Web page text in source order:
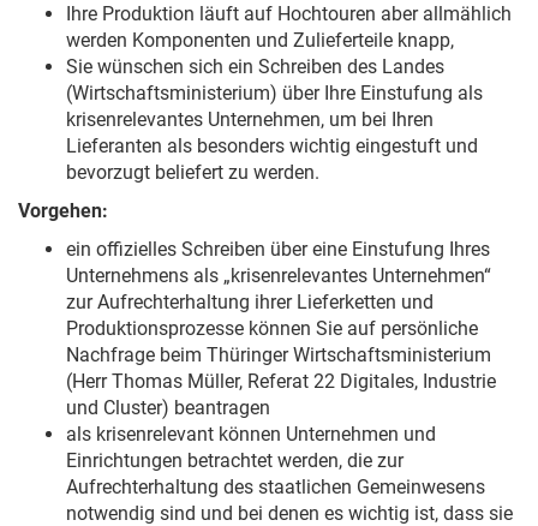
Ihre Produktion läuft auf Hochtouren aber allmählich
werden Komponenten und Zulieferteile knapp,
Sie wünschen sich ein Schreiben des Landes
(Wirtschaftsministerium) über Ihre Einstufung als
krisenrelevantes Unternehmen, um bei Ihren
Lieferanten als besonders wichtig eingestuft und
bevorzugt beliefert zu werden.
Vorgehen:
ein offizielles Schreiben über eine Einstufung Ihres
Unternehmens als „krisenrelevantes Unternehmen“
zur Aufrechterhaltung ihrer Lieferketten und
Produktionsprozesse können Sie auf persönliche
Nachfrage beim Thüringer Wirtschaftsministerium
(Herr Thomas Müller, Referat 22 Digitales, Industrie
und Cluster) beantragen
als krisenrelevant können Unternehmen und
Einrichtungen betrachtet werden, die zur
Aufrechterhaltung des staatlichen Gemeinwesens
notwendig sind und bei denen es wichtig ist, dass sie